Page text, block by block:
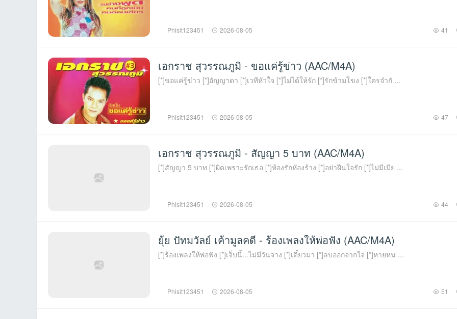
Phisit123451 2026-08-05 41
เอกราช สุวรรณภูมิ - ขอแค่รู้ข่าว (AAC/M4A)
[*]ขอแค่รู้ข่าว [*]อัญญาดา [*]เวทีหัวใจ [*]ไม่ได้ให้รัก [*]รักข้ามโขง [*]ใครจำกั ...
Phisit123451 2026-08-05 47
เอกราช สุวรรณภูมิ - สัญญา 5 บาท (AAC/M4A)
[*]สัญญา 5 บาท [*]ผิดเพราะรักเธอ [*]ห้องรักหัองร้าง [*]อย่าฝืนใจรัก [*]ไม่มีเมีย ...
Phisit123451 2026-08-05 44
ยุ้ย ปัทมวัลย์ เค้ามูลคดี - ร้องเพลงให้พ่อฟัง (AAC/M4A)
[*]ร้องเพลงให้พ่อฟัง [*]เจ็บนี้...ไม่มีวันจาง [*]เดี๋ยวมา [*]ลบออกจากใจ [*]หายหน ...
Phisit123451 2026-08-05 51